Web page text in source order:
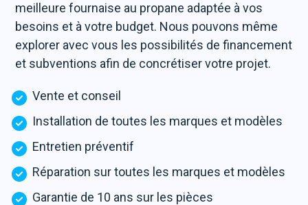
meilleure fournaise au propane adaptée à vos
besoins et à votre budget. Nous pouvons même
explorer avec vous les possibilités de financement
et subventions afin de concrétiser votre projet.
Vente et conseil
Installation de toutes les marques et modèles
Entretien préventif
Réparation sur toutes les marques et modèles
Garantie de 10 ans sur les pièces